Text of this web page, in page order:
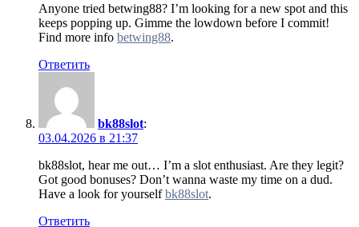
Anyone tried betwing88? I’m looking for a new spot and this
keeps popping up. Gimme the lowdown before I commit!
Find more info betwing88.
Ответить
bk88slot:
03.04.2026 в 21:37
bk88slot, hear me out… I’m a slot enthusiast. Are they legit?
Got good bonuses? Don’t wanna waste my time on a dud.
Have a look for yourselfbk88slot.
Ответить